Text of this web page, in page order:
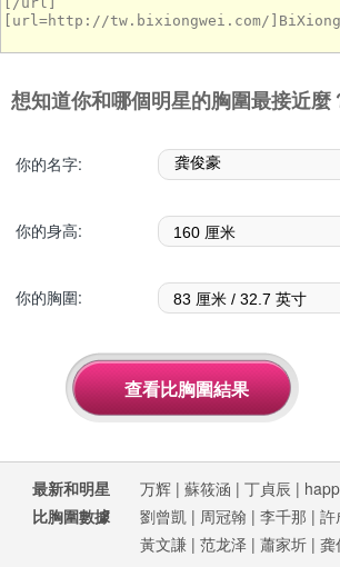
想知道你和哪個明星的胸圍最接近麼
你的名字:
你的身高:
你的胸圍:
最新和明星
比胸圍數據
万辉 | 蘇筱涵 | 丁貞辰 |
劉曾凱 | 周冠翰 | 李千那 | 許
黃文謙 | 范龙泽 | 蕭家圻 | 龚